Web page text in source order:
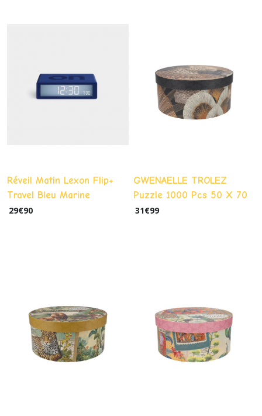
Réveil Matin Lexon Flip+
Travel Bleu Marine
29€90
GWENAELLE TROLEZ
Puzzle 1000 Pcs 50 X 70
Cm + Pochon - Panthère
31€99